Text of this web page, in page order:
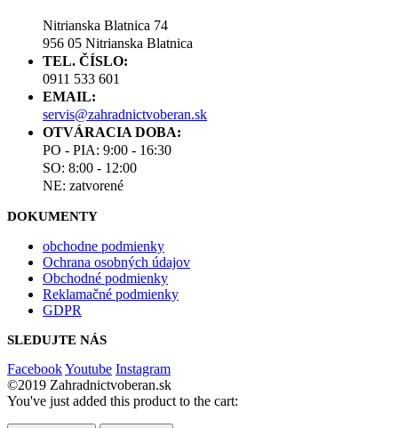
Nitrianska Blatnica 74
956 05 Nitrianska Blatnica
TEL. ČÍSLO:
0911 533 601
EMAIL:
servis@zahradnictvoberan.sk
OTVÁRACIA DOBA:
PO - PIA: 9:00 - 16:30
SO: 8:00 - 12:00
NE: zatvorené
DOKUMENTY
obchodne podmienky
Ochrana osobných údajov
Obchodné podmienky
Reklamačné podmienky
GDPR
SLEDUJTE NÁS
FacebookYoutube Instagram
©2019 Zahradnictvoberan.sk
You've just added this product to the cart: